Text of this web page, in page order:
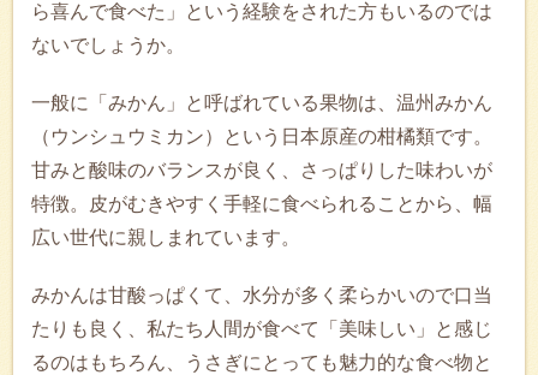
ら喜んで食べた」という経験をされた方もいるのでは
ないでしょうか。
一般に「みかん」と呼ばれている果物は、温州みかん
（ウンシュウミカン）という日本原産の柑橘類です。
甘みと酸味のバランスが良く、さっぱりした味わいが
特徴。皮がむきやすく手軽に食べられることから、幅
広い世代に親しまれています。
みかんは甘酸っぱくて、水分が多く柔らかいので口当
たりも良く、私たち人間が食べて「美味しい」と感じ
るのはもちろん、うさぎにとっても魅力的な食べ物と